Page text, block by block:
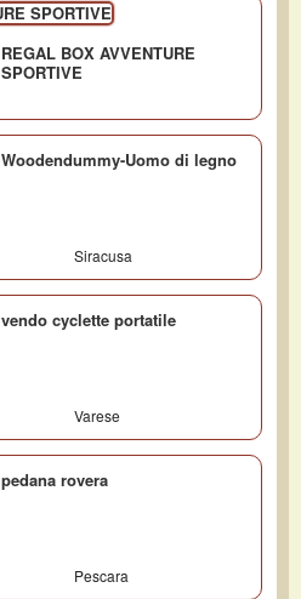
REGAL BOX AVVENTURE
SPORTIVE
Woodendummy-Uomo di legno
Siracusa
vendo cyclette portatile
Varese
pedana rovera
Pescara